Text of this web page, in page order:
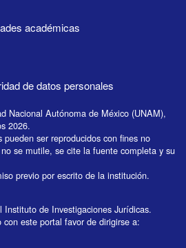
académicas
de datos personales
Nacional Autónoma de México (UNAM),
2026.
ser reproducidos con fines no
se mutile, se cite la fuente completa y su
previo por escrito de la institución.
de Investigaciones Jurídicas.
este portal favor de dirigirse a: